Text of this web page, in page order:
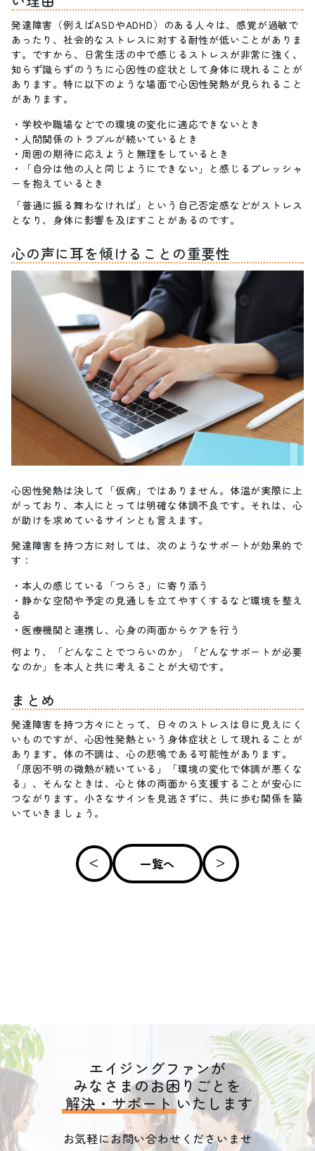
発達障害（例えばASDやADHD）のある人々は、感覚が過敏で
あったり、社会的なストレスに対する耐性が低いことがありま
す。ですから、日常生活の中で感じるストレスが非常に強く、
知らず識らずのうちに心因性の症状として身体に現れることが
あります。特に以下のような場面で心因性発熱が見られること
があります。
学校や職場などでの環境の変化に適応できないとき
人間関係のトラブルが続いているとき
周囲の期待に応えようと無理をしているとき
「自分は他の人と同じようにできない」と感じるプレッシャ
ーを抱えているとき
「普通に振る舞わなければ」という自己否定感などがストレス
となり、身体に影響を及ぼすことがあるのです。
心の声に耳を傾けることの重要性
心因性発熱は決して「仮病」ではありません。体温が実際に上
がっており、本人にとっては明確な体調不良です。それは、心
が助けを求めているサインとも言えます。
発達障害を持つ方に対しては、次のようなサポートが効果的で
す：
本人の感じている「つらさ」に寄り添う
静かな空間や予定の見通しを立てやすくするなど環境を整え
る
医療機関と連携し、心身の両面からケアを行う
何より、「どんなことでつらいのか」「どんなサポートが必要
なのか」を本人と共に考えることが大切です。
まとめ
発達障害を持つ方々にとって、日々のストレスは目に見えにく
いものですが、心因性発熱という身体症状として現れることが
あります。体の不調は、心の悲鳴である可能性があります。
「原因不明の微熱が続いている」「環境の変化で体調が悪くな
る」、そんなときは、心と体の両面から支援することが安心に
つながります。小さなサインを見逃さずに、共に歩む関係を築
いていきましょう。
一覧へ
エイジングファンが
みなさまのお困りごとを
解決・サポートいたします
お気軽にお問い合わせくださいませ